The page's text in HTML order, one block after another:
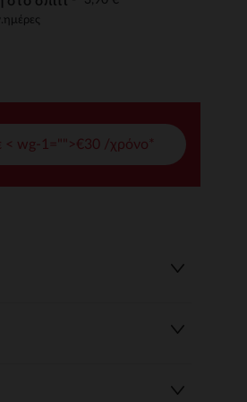
< wg-1="">€30 /χρόνο*